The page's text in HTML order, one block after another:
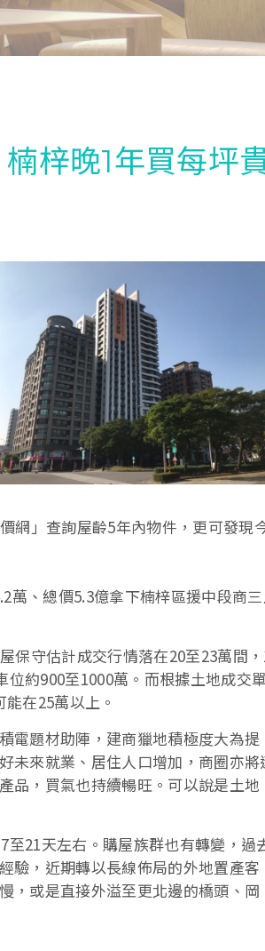
梓晚1年買每坪
網」查詢屋齡5年內物件，更可發現
萬、總價5.3億拿下楠梓區援中段商
保守估計成交行情落在20至23萬間
約900至1000萬。而根據土地成交單
在25萬以上。
電題材助陣，建商獵地積極度大為提
未來就業、居住人口增加，商圈亦將
品，買氣也持續暢旺。可以說是土地
21天左右。購屋族群也有轉變，過
驗，近期轉以長線佈局的外地置產客
，或是直接外溢至更北邊的橋頭、岡